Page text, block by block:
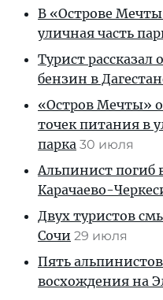
В «Острове
уличная часть
Турист
бензин в
«Остров Мечты»
точек питания в
парка 30 июля
Альпинист погиб
Карачаево-
Двух туристов
Сочи 29 июля
Пять
восхождения на